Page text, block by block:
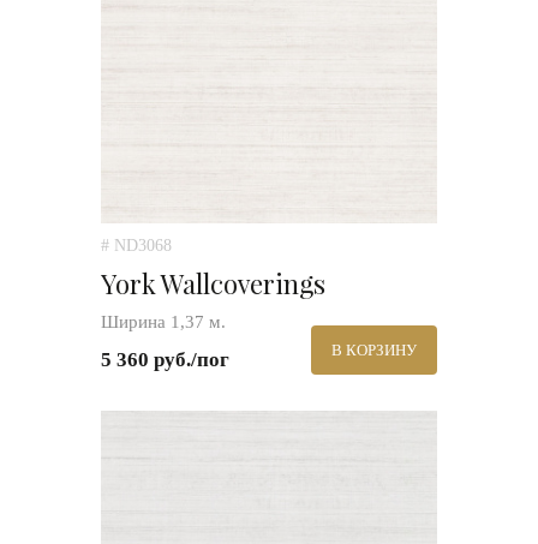
# ND3068
York Wallcoverings
Ширина 1,37 м.
5 360 руб./пог В КОРЗИНУ